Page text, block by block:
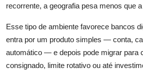
recorrente, a geografia pesa menos que
Esse tipo de ambiente favorece bancos
entra por um produto simples — conta,
automático — e depois pode migrar para
consignado, limite rotativo ou até